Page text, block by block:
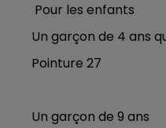
LE
Pour les enfants
Un garçon de 4 ans
Pointure 27
Un garçon de 9 ans